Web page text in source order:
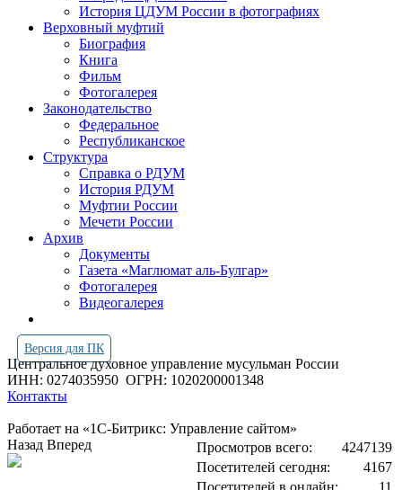
История ЦДУМ России в фотографиях
Верховный муфтий
Биография
Книга
Фильм
Фотогалерея
Законодательство
Федеральное
Республиканское
Структура
Справка о РДУМ
История РДУМ
Муфтии России
Мечети России
Архив
Документы
Газета «Маглюмат аль-Булгар»
Фотогалерея
Видеогалерея
Версия для ПК
Центральное духовное управление мусульман России
ИНН: 0274035950 ОГРН: 1020200001348
Контакты
Работает на «1С-Битрикс: Управление сайтом»
Просмотров всего:
4247139
Посетителей сегодня:
4167
Посетителей в онлайн:
11
Назад Вперед